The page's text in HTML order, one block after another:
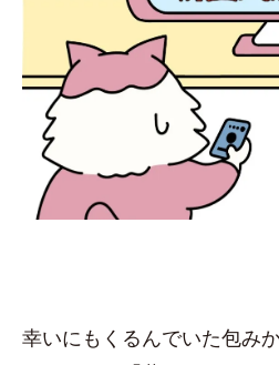
幸いにもくるんでいた包み